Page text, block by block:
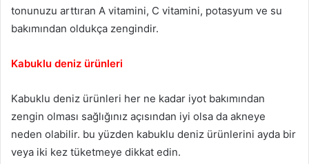
tonunuzu arttıran A vitamini, C vitamini, potasyum ve su
bakımından oldukça zengindir.
Kabuklu deniz ürünleri
Kabuklu deniz ürünleri her ne kadar iyot bakımından
zengin olması sağlığınız açısından iyi olsa da akneye
neden olabilir. bu yüzden kabuklu deniz ürünlerini ayda bir
veya iki kez tüketmeye dikkat edin.